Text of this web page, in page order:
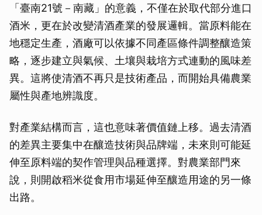
「臺南21號－南藏」的意義，不僅在於取代部分進口
酒米，更在於改變清酒產業的發展邏輯。當原料能在
地穩定生產，酒廠可以依據不同產區條件調整釀造策
略，逐步建立與氣候、土壤與栽培方式連動的風味差
異。這將使清酒不再只是技術產品，而開始具備農業
屬性與產地辨識度。
對產業結構而言，這也意味著價值鏈上移。過去清酒
的差異主要集中在釀造技術與品牌端，未來則可能延
伸至原料端的契作管理與品種選擇。對農業部門來
說，則開啟稻米從食用市場延伸至釀造用途的另一條
出路。